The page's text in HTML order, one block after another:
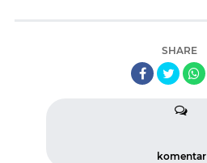
SHARE
komentar